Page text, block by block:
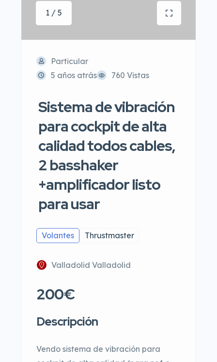
1 / 5
Particular
5 años atrás
760 Vistas
Sistema de vibración
para cockpit de alta
calidad todos cables,
2 basshaker
+amplificador listo
para usar
Volantes Thrustmaster
Valladolid Valladolid
200€
Descripción
Vendo sistema de vibración para